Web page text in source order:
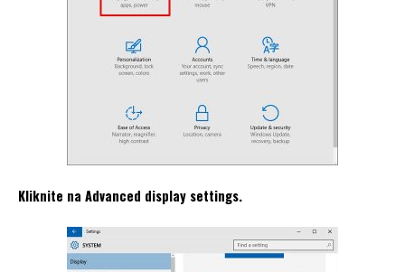
Kliknite na Advanced display settings.